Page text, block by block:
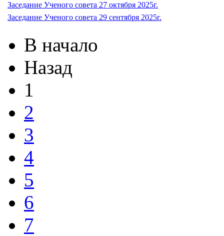
Заседание Ученого совета 27 октября 2025г.
Заседание Ученого совета 29 сентября 2025г.
В начало
Назад
1
2
3
4
5
6
7